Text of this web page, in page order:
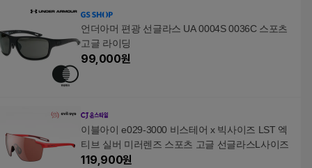
언더아머 편광 선글라스 UA 0004S 0036C 스포츠
고글 라이딩
99,000원
이블아이 e029-3000 비스테어 x 빅사이즈 LST 엑
티브 실버 미러렌즈 스포츠 고글 선글라스L사이즈
119,900원